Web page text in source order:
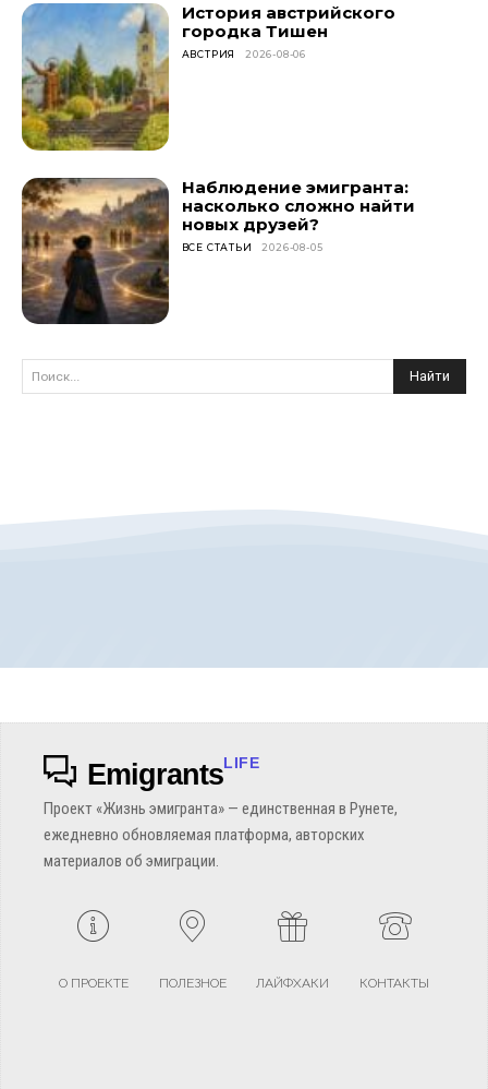
История австрийского
городка Тишен
АВСТРИЯ 2026-08-06
Наблюдение эмигранта:
насколько сложно найти
новых друзей?
ВСЕ СТАТЬИ 2026-08-05
Поиск... Найти
EmigrantsLIFE
Проект «Жизнь эмигранта» — единственная в Рунете,
ежедневно обновляемая платформа, авторских
материалов об эмиграции.
О ПРОЕКТЕ ПОЛЕЗНОЕ ЛАЙФХАКИ КОНТАКТЫ